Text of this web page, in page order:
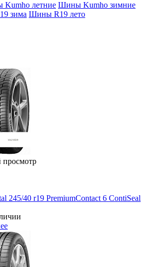
летние Шины Kumho зимние
зима Шины R19 лето
245/40 r19 PremiumContact 6 ContiSeal